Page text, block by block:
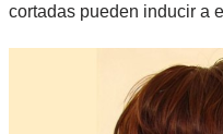
cortadas pueden inducir a